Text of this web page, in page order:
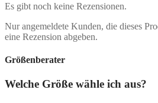
Es gibt noch keine Rezensionen.
Nur angemeldete Kunden, die dieses
eine Rezension abgeben.
Größenberater
Welche Größe wähle ich aus?